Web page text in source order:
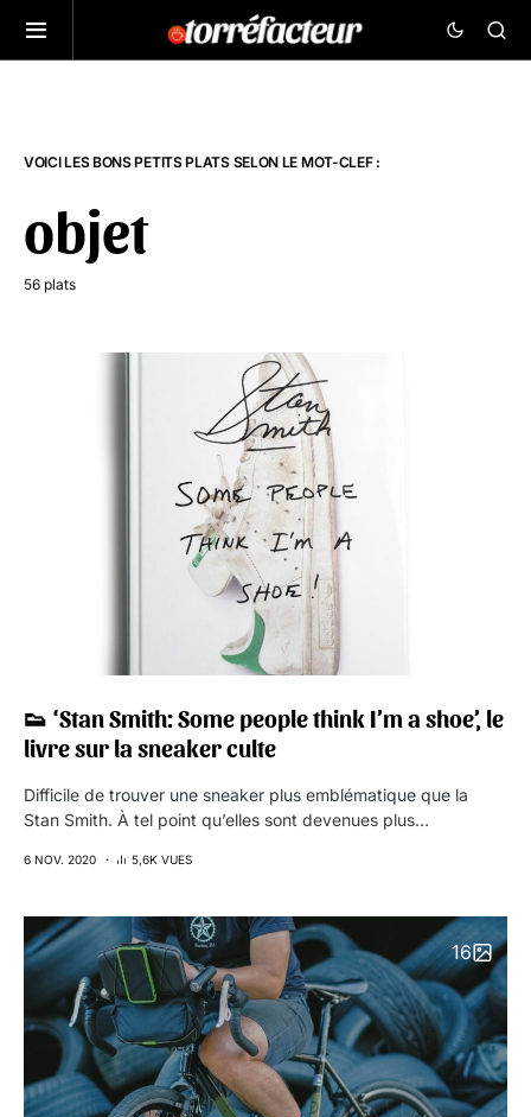
VOICI LES BONS PETITS PLATS SELON LE MOT-CLEF :
objet
56 plats
👟 ‘Stan Smith: Some people think I’m a shoe’, le
livre sur la sneaker culte
Difficile de trouver une sneaker plus emblématique que la
Stan Smith. À tel point qu’elles sont devenues plus…
6 NOV. 2020 5,6K VUES
16